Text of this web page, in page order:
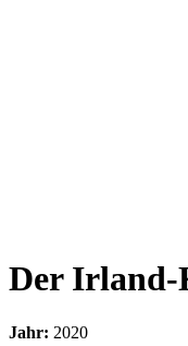
Der Irland-
Jahr: 2020